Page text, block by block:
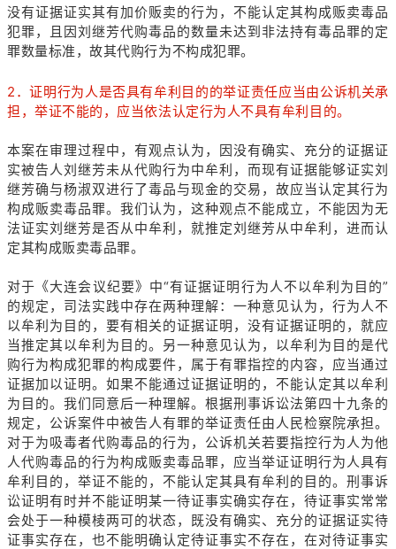
没有证据证实其有加价贩卖的行为，不能认定其构成贩卖毒品
犯罪，且因刘继芳代购毒品的数量未达到非法持有毒品罪的定
罪数量标准，故其代购行为不构成犯罪。
2．证明行为人是否具有牟利目的的举证责任应当由公诉机关承
担，举证不能的，应当依法认定行为人不具有牟利目的。
本案在审理过程中，有观点认为，因没有确实、充分的证据证
实被告人刘继芳未从代购行为中牟利，而现有证据能够证实刘
继芳确与杨淑双进行了毒品与现金的交易，故应当认定其行为
构成贩卖毒品罪。我们认为，这种观点不能成立，不能因为无
法证实刘继芳是否从中牟利，就推定刘继芳从中牟利，进而认
定其构成贩卖毒品罪。
对于《大连会议纪要》中“有证据证明行为人不以牟利为目的”
的规定，司法实践中存在两种理解：一种意见认为，行为人不
以牟利为目的，要有相关的证据证明，没有证据证明的，就应
当推定其以牟利为目的。另一种意见认为，以牟利为目的是代
购行为构成犯罪的构成要件，属于有罪指控的内容，应当通过
证据加以证明。如果不能通过证据证明的，不能认定其以牟利
为目的。我们同意后一种理解。根据刑事诉讼法第四十九条的
规定，公诉案件中被告人有罪的举证责任由人民检察院承担。
对于为吸毒者代购毒品的行为，公诉机关若要指控行为人为他
人代购毒品的行为构成贩卖毒品罪，应当举证证明行为人具有
牟利目的，举证不能的，不能认定其具有牟利的目的。刑事诉
讼证明有时并不能证明某一待证事实确实存在，待证事实常常
会处于一种模棱两可的状态，既没有确实、充分的证据证实待
证事实存在，也不能明确认定待证事实不存在，在对待证事实